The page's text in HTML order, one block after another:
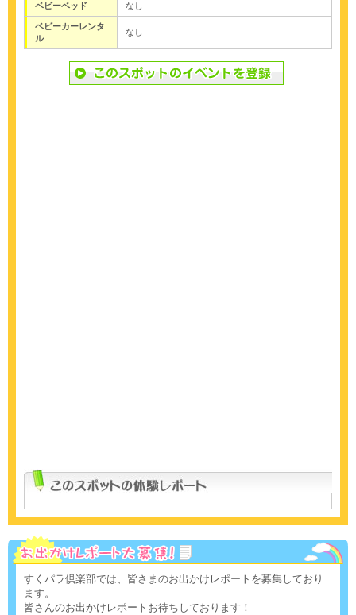
ベビーベッド なし
ベビーカーレンタ
ル
なし
すくパラ倶楽部では、皆さまのお出かけレポートを募集しており
ます。
皆さんのお出かけレポートお待ちしております！